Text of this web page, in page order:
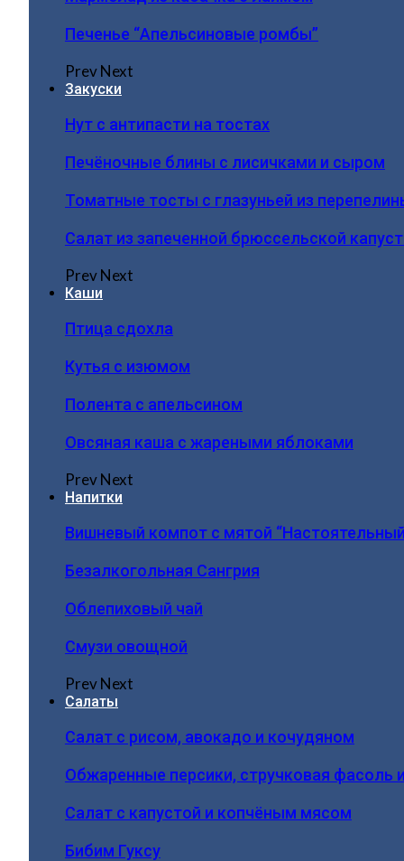
Печенье “Апельсиновые ромбы”
PrevNext
Закуски
Нут с антипасти на тостах
Печёночные блины с лисичками и сыром
Томатные тосты с глазуньей из
Салат из запеченной брюссельской
PrevNext
Каши
Птица сдохла
Кутья с изюмом
Полента с апельсином
Овсяная каша с жареными яблоками
PrevNext
Напитки
Вишневый компот с мятой
Безалкогольная Сангрия
Облепиховый чай
Смузи овощной
PrevNext
Салаты
Салат с рисом, авокадо и кочудяном
Обжаренные персики, стручковая фасоль
Салат с капустой и копчёным мясом
Бибим Гуксу